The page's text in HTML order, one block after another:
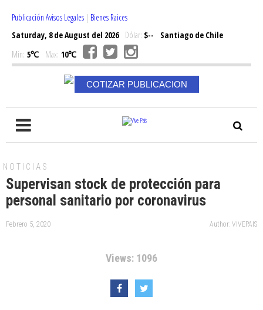
Publicación Avisos Legales | Bienes Raices
Saturday, 8 de August del 2026Dólar: $--
Santiago de Chile
Min: 5℃ Max: 10℃
COTIZAR PUBLICACION
NOTICIAS
Supervisan stock de protección para
personal sanitario por coronavirus
Febrero 5, 2020 Author: VIVEPAIS
Views: 1096